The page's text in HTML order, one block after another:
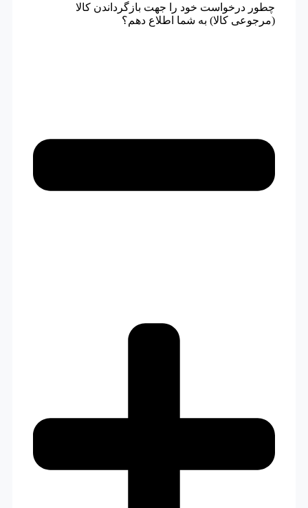
چطور درخواست خود را جهت بازگرداندن کالا
(مرجوعی کالا) به شما اطلاع دهم؟